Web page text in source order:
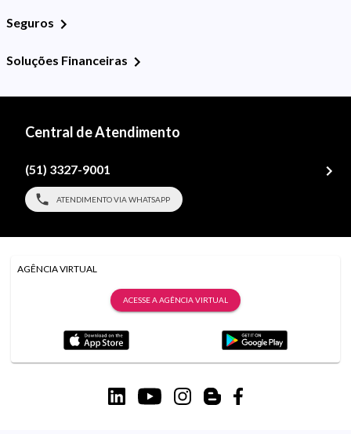
Seguros
Soluções Financeiras
Central de Atendimento
(51) 3327-9001
ATENDIMENTO VIA WHATSAPP
AGÊNCIA VIRTUAL
ACESSE A AGÊNCIA VIRTUAL